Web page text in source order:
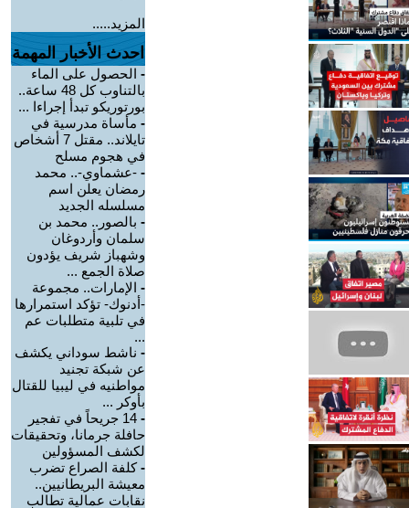
المزيد.....
احدث الأخبار المهمة
- الحصول على الماء
بالتناوب كل 48 ساعة..
بورتوريكو تبدأ إجراءا ...
- مأساة مدرسية في
تايلاند.. مقتل 7 أشخاص
في هجوم مسلح
- -عشماوي-.. محمد
رمضان يعلن اسم
مسلسله الجديد
- بالصور.. محمد بن
سلمان وأردوغان
وشهباز شريف يؤدون
صلاة الجمع ...
- الإمارات.. مجموعة
-أدنوك- تؤكد استمرارها
في تلبية متطلبات عم
...
- ناشط سوداني يكشف
عن شبكة تجنيد
مواطنيه في ليبيا للقتال
بأوكر ...
-
14 جريحاً في تفجير
حافلة جرمانا، وتحقيقات
لكشف المسؤولين
-كلفة الصراع تضرب
معيشة البريطانيين..
نقابات عمالية تطالب